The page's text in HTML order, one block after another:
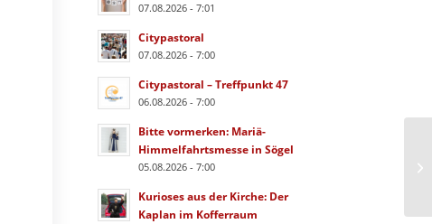
07.08.2026 - 7:01
Citypastoral
07.08.2026 - 7:00
Citypastoral – Treffpunkt 47
06.08.2026 - 7:00
Bitte vormerken: Mariä-
Himmelfahrtsmesse in Sögel
05.08.2026 - 7:00
Kurioses aus der Kirche: Der
Kaplan im Kofferraum